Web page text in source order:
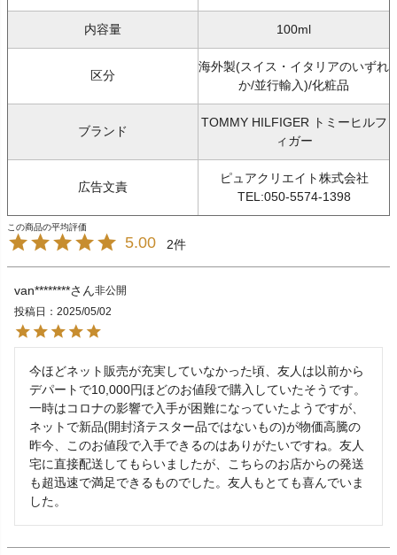
内容量 100ml
区分
海外製(スイス・イタリアのいずれ
か/並行輸入)/化粧品
ブランド
TOMMY HILFIGER トミーヒルフ
ィガー
広告文責
ピュアクリエイト株式会社
TEL:050-5574-1398
5.00 2
van********
非公開
投稿日
2025/05/02
今ほどネット販売が充実していなかった頃、友人は以前から
デパートで10,000円ほどのお値段で購入していたそうです。
一時はコロナの影響で入手が困難になっていたようですが、
ネットで新品(開封済テスター品ではないもの)が物価高騰の
昨今、このお値段で入手できるのはありがたいですね。友人
宅に直接配送してもらいましたが、こちらのお店からの発送
も超迅速で満足できるものでした。友人もとても喜んでいま
した。